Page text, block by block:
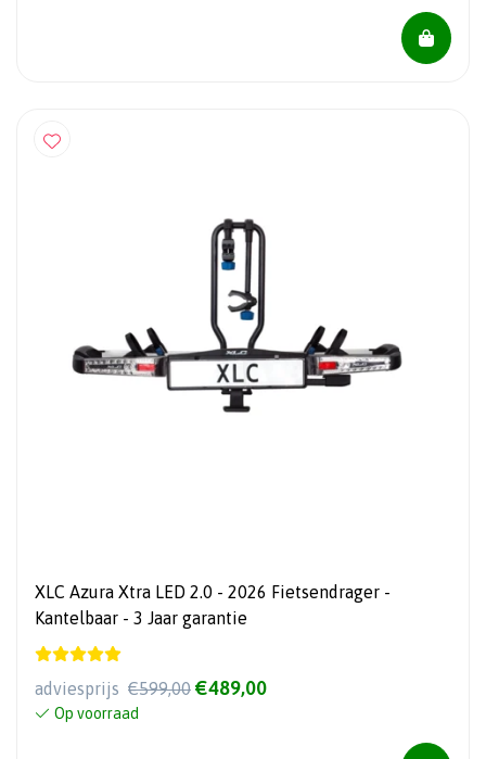
XLC Azura Xtra LED 2.0 - 2026 Fietsendrager -
Kantelbaar - 3 Jaar garantie
adviesprijs €599,00 €489,00
Op voorraad